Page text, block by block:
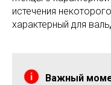
истечения
характерный для
Важный